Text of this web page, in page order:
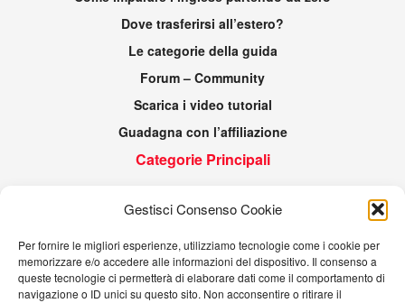
Gestisci Consenso Cookie
Per fornire le migliori esperienze, utilizziamo tecnologie come i cookie per
memorizzare e/o accedere alle informazioni del dispositivo. Il consenso a
queste tecnologie ci permetterà di elaborare dati come il comportamento di
navigazione o ID unici su questo sito. Non acconsentire o ritirare il
Dove trasferirsi all’estero?
Le categorie della guida
Forum – Community
Scarica i video tutorial
Guadagna con l’affiliazione
Categorie Principali
Guida Pratica
Gli Alimenti e Nutrienti